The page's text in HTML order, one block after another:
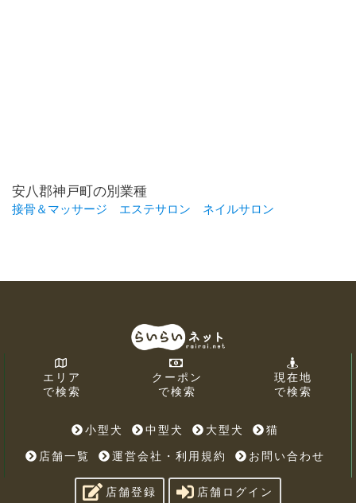
安八郡神戸町の別業種
接骨＆マッサージ エステサロン ネイルサロン
エリア
で検索
クーポン
で検索
現在地
で検索
小型犬 中型犬 大型犬
猫
店舗一覧
運営会社・利用規約 お問い合わせ
店舗登録 店舗ログイン